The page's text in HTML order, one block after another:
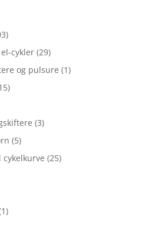
cykler (29)
og pulsure (1)
(3)
(5)
cykelkurve (25)